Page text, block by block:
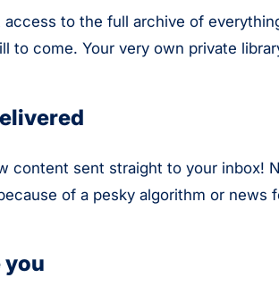
to the full archive of
to come. Your very own private
content sent straight to your inbox!
of a pesky algorithm or news
you